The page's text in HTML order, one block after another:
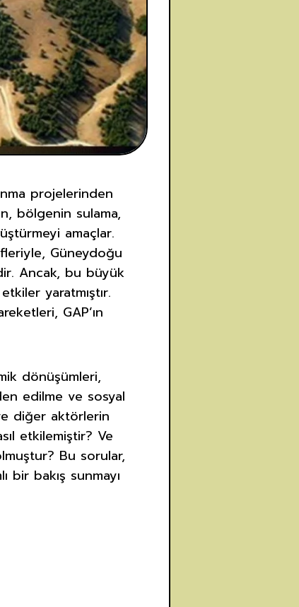
projelerinden
bölgenin sulama,
amaçlar.
Güneydoğu
Ancak, bu büyük
yaratmıştır.
GAP’ın
dönüşümleri,
edilme ve sosyal
diğer aktörlerin
etkilemiştir? Ve
Bu sorular,
bir bakış sunmayı